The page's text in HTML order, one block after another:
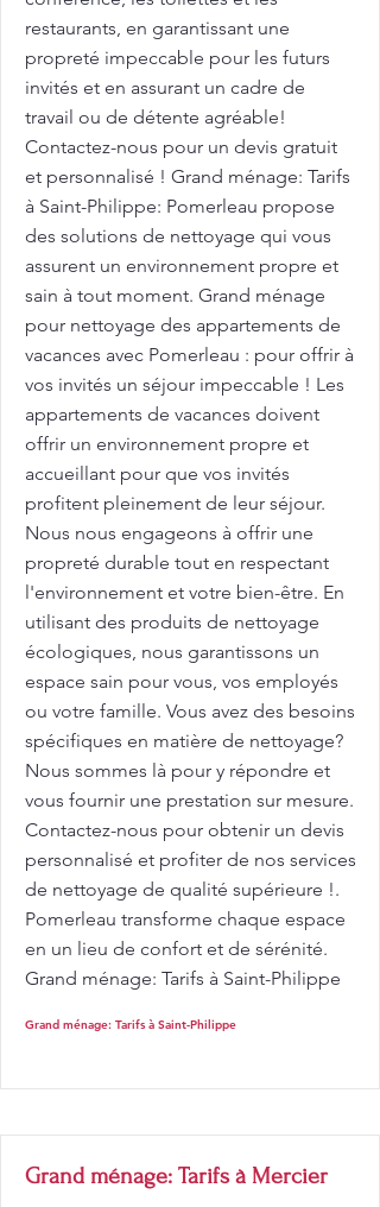
restaurants, en garantissant une
propreté impeccable pour les futurs
invités et en assurant un cadre de
travail ou de détente agréable!
Contactez-nous pour un devis gratuit
et personnalisé ! Grand ménage: Tarifs
à Saint-Philippe: Pomerleau propose
des solutions de nettoyage qui vous
assurent un environnement propre et
sain à tout moment. Grand ménage
pour nettoyage des appartements de
vacances avec Pomerleau : pour offrir à
vos invités un séjour impeccable ! Les
appartements de vacances doivent
offrir un environnement propre et
accueillant pour que vos invités
profitent pleinement de leur séjour.
Nous nous engageons à offrir une
propreté durable tout en respectant
l'environnement et votre bien-être. En
utilisant des produits de nettoyage
écologiques, nous garantissons un
espace sain pour vous, vos employés
ou votre famille. Vous avez des besoins
spécifiques en matière de nettoyage?
Nous sommes là pour y répondre et
vous fournir une prestation sur mesure.
Contactez-nous pour obtenir un devis
personnalisé et profiter de nos services
de nettoyage de qualité supérieure !.
Pomerleau transforme chaque espace
en un lieu de confort et de sérénité.
Grand ménage: Tarifs à Saint-Philippe
Grand ménage: Tarifs à Saint-Philippe
Grand ménage: Tarifs à Mercier